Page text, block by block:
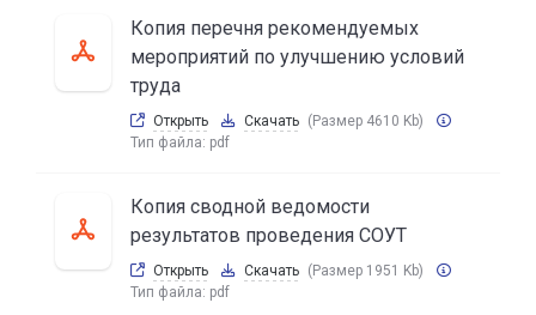
Копия перечня рекомендуемых
мероприятий по улучшению условий
труда
Открыть Скачать (Размер 4610 Kb)
Тип файла: pdf
Копия сводной ведомости
результатов проведения СОУТ
Открыть Скачать (Размер 1951 Kb)
Тип файла: pdf